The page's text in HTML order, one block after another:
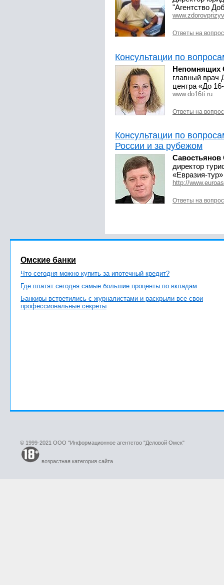
"Агентство
Ответы на
Консультации по
Непомнящих
главный врач
центра «До
www.do16ti.ru.
Ответы на
Консультации по
России и за рубежом
Савостьянов
директор
«Евразия-тур»
http://
Ответы на
Омские банки
Что сегодня можно купить за ипотечный кредит?
Где платят сегодня самые большие проценты по вкладам
Банкиры встретились с журналистами и раскрыли все свои
профессиональные секреты
© 1999-2021 ООО "Информационное агентство "Деловой Омск"
возрастная категория сайта